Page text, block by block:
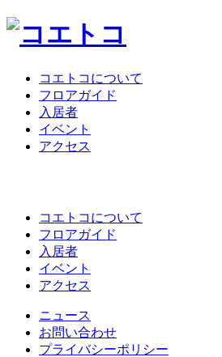
コエトコについて
フロアガイド
入居者
イベント
アクセス
コエトコについて
フロアガイド
入居者
イベント
アクセス
ニュース
お問い合わせ
プライバシーポリシー